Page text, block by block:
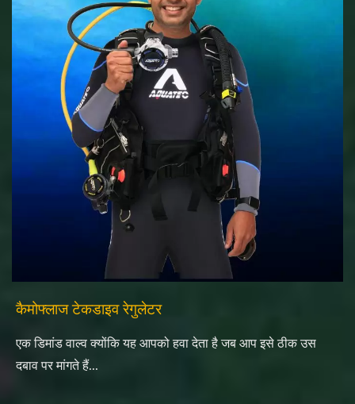
कैमोफ्लाज टेकडाइव रेगुलेटर
एक डिमांड वाल्व क्योंकि यह आपको हवा देता है जब आप इसे ठीक उस
दबाव पर मांगते हैं...